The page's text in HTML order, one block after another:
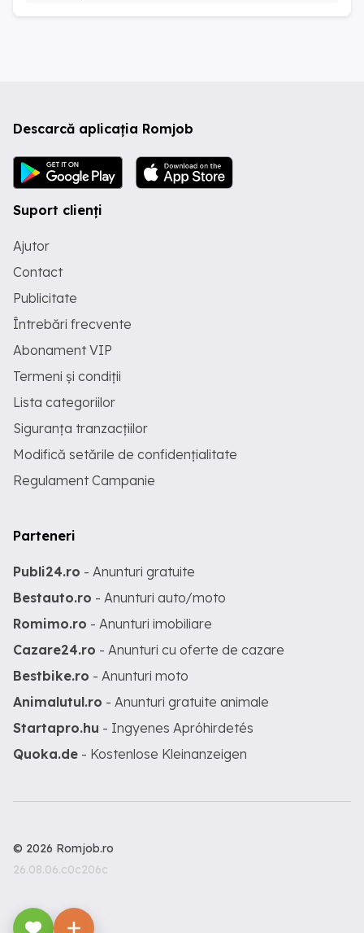
Descarcă aplicația Romjob
Suport clienți
Ajutor
Contact
Publicitate
Întrebări frecvente
Abonament VIP
Termeni și condiții
Lista categoriilor
Siguranța tranzacțiilor
Modifică setările de confidențialitate
Regulament Campanie
Parteneri
Publi24.ro - Anunturi gratuite
Bestauto.ro - Anunturi auto/moto
Romimo.ro - Anunturi imobiliare
Cazare24.ro - Anunturi cu oferte de cazare
Bestbike.ro - Anunturi moto
Animalutul.ro - Anunturi gratuite animale
Startapro.hu - Ingyenes Apróhirdetés
Quoka.de - Kostenlose Kleinanzeigen
© 2026 Romjob.ro
26.08.06.c0c206c